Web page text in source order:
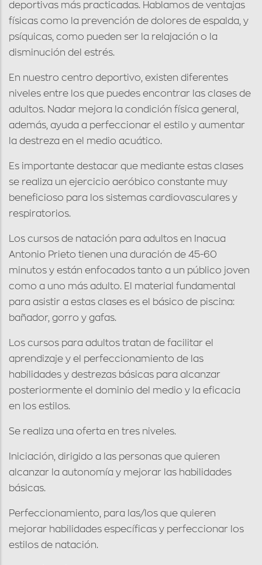
deportivas más practicadas. Hablamos de ventajas
físicas como la prevención de dolores de espalda, y
psíquicas, como pueden ser la relajación o la
disminución del estrés.
En nuestro centro deportivo, existen diferentes
niveles entre los que puedes encontrar las clases de
adultos. Nadar mejora la condición física general,
además, ayuda a perfeccionar el estilo y aumentar
la destreza en el medio acuático.
Es importante destacar que mediante estas clases
se realiza un ejercicio aeróbico constante muy
beneficioso para los sistemas cardiovasculares y
respiratorios.
Los cursos de natación para adultos en Inacua
Antonio Prieto tienen una duración de 45-60
minutos y están enfocados tanto a un público joven
como a uno más adulto. El material fundamental
para asistir a estas clases es el básico de piscina:
bañador, gorro y gafas.
Los cursos para adultos tratan de facilitar el
aprendizaje y el perfeccionamiento de las
habilidades y destrezas básicas para alcanzar
posteriormente el dominio del medio y la eficacia
en los estilos.
Se realiza una oferta en tres niveles.
Iniciación, dirigido a las personas que quieren
alcanzar la autonomía y mejorar las habilidades
básicas.
Perfeccionamiento, para las/los que quieren
mejorar habilidades específicas y perfeccionar los
estilos de natación.